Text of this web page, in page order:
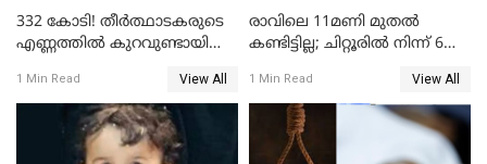
332 കോടി! തീർത്ഥാടകരുടെ
എണ്ണത്തിൽ കുറവുണ്ടായിട്ടും
കുതിച്ചുയരുന്നു
1 Min Read View All
രാവിലെ 11മണി മുതൽ
കണ്ടിട്ടില്ല; ചിറ്റൂരിൽ നിന്ന് 6
1 Min Read View All